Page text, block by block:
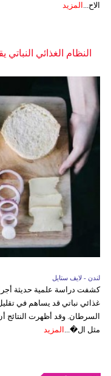
الاح... المزيد
النظام الغذائي
لندن - لايف ستايل
كشفت دراسة علمية حديثة
غذائي نباتي قد يساهم في
السرطان. وقد أظهرت النتائج
مثل ال�...
المزيد